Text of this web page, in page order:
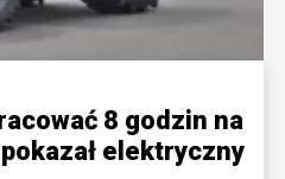
8 godzin na
elektryczny